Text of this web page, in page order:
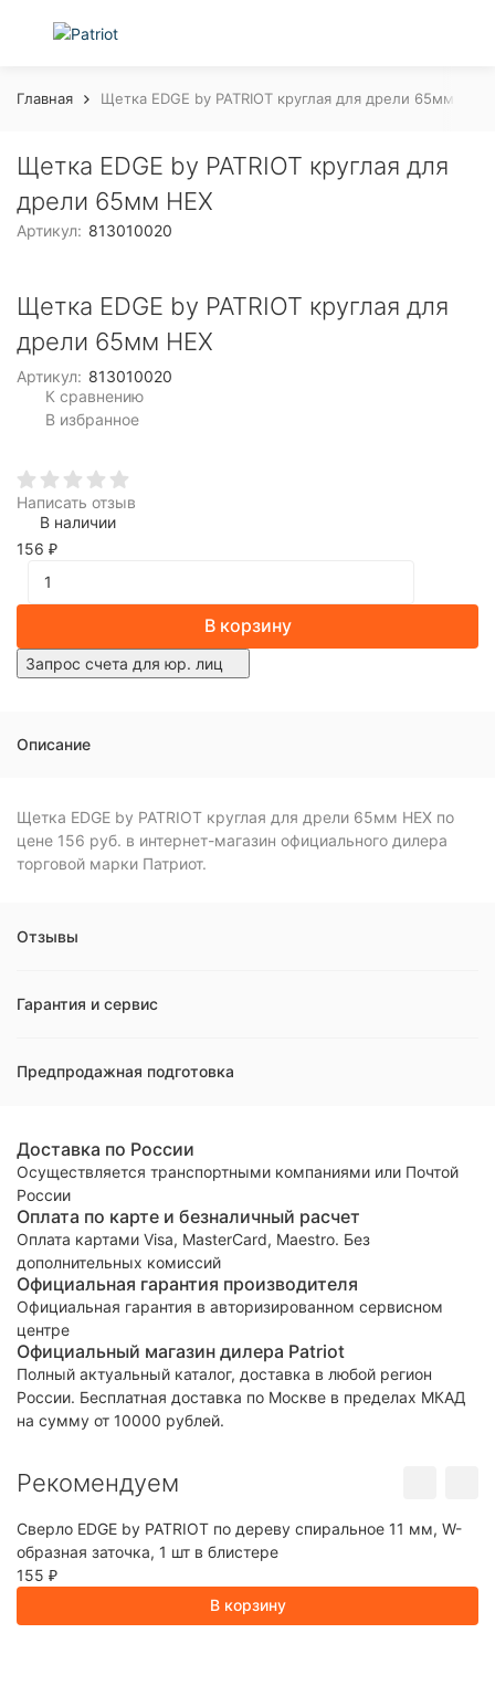
Главная Щетка EDGE by PATRIOT круглая для дрели 65мм НЕХ
Щетка EDGE by PATRIOT круглая для
дрели 65мм НЕХ
Артикул: 813010020
Щетка EDGE by PATRIOT круглая для
дрели 65мм НЕХ
Артикул: 813010020
К сравнению
В избранное
Написать отзыв
В наличии
156 ₽
В корзину
Запрос счета для юр. лиц
Описание
Щетка EDGE by PATRIOT круглая для дрели 65мм НЕХ по
цене 156 руб. в интернет-магазин официального дилера
торговой марки Патриот.
Отзывы
Гарантия и сервис
Предпродажная подготовка
Доставка по России
Осуществляется транспортными компаниями или Почтой
России
Оплата по карте и безналичный расчет
Оплата картами Visa, MasterCard, Maestro. Без
дополнительных комиссий
Официальная гарантия производителя
Официальная гарантия в авторизированном сервисном
центре
Официальный магазин дилера Patriot
Полный актуальный каталог, доставка в любой регион
России. Бесплатная доставка по Москве в пределах МКАД
на сумму от 10000 рублей.
Рекомендуем
Сверло EDGE by PATRIOT по дереву спиральное 11 мм, W-
образная заточка, 1 шт в блистере
155 ₽
В корзину